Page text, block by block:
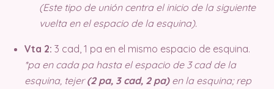
(Este tipo de unión centra el inicio de la siguiente
vuelta en el espacio de la esquina).
Vta 2: 3 cad, 1 pa en el mismo espacio de esquina.
*pa en cada pa hasta el espacio de 3 cad de la
esquina, tejer(2 pa, 3 cad, 2 pa)en la esquina; rep